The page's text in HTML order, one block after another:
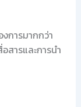
การมากกว่า
สารและการนำ